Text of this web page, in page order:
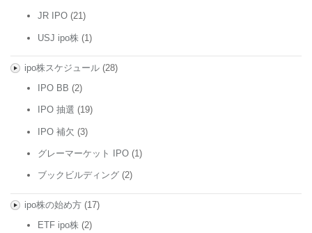
JR IPO (21)
USJ ipo株 (1)
ipo株スケジュール(28)
IPO BB (2)
IPO 抽選 (19)
IPO 補欠 (3)
グレーマーケット IPO (1)
ブックビルディング (2)
ipo株の始め方(17)
ETF ipo株 (2)